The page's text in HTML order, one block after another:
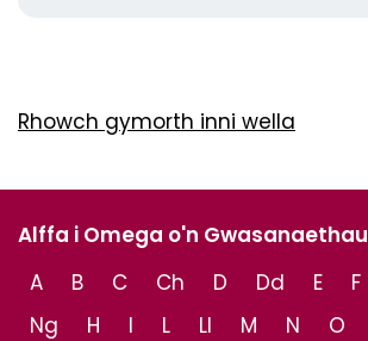
Rhowch gymorth inni wella
Alffa i Omega o'n Gwasanaethau
A
B C Ch D Dd E F
Ng
H I L Ll M N O